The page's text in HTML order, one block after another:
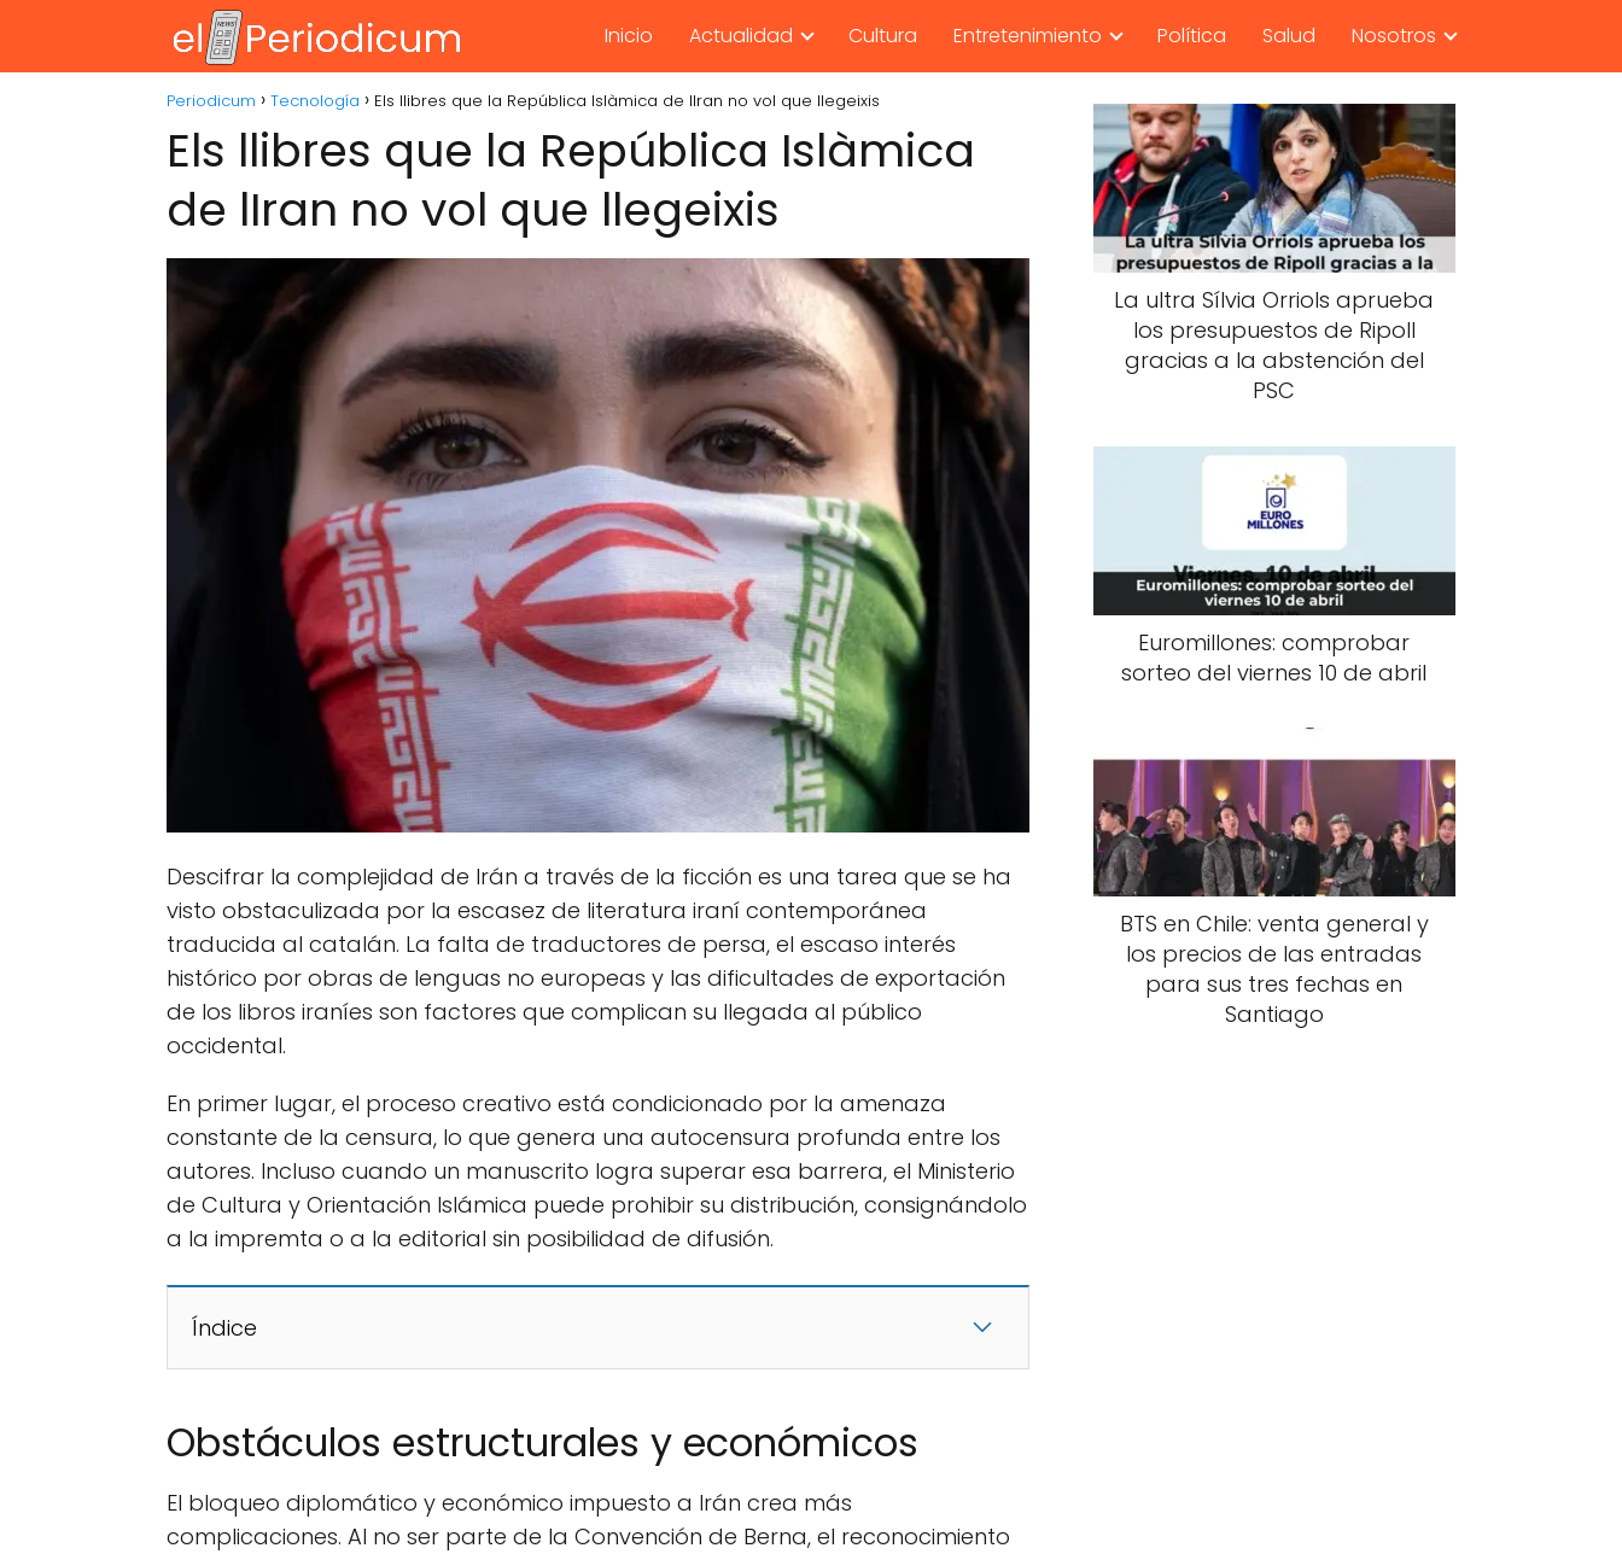
Inicio Actualidad Cultura Entretenimiento Política Salud Nosotros
Periodicum Tecnología Els llibres que la República Islàmica de lIran no vol que llegeixis
Els llibres que la República Islàmica
de lIran no vol que llegeixis
Descifrar la complejidad de Irán a través de la ficción es una tarea que se ha
visto obstaculizada por la escasez de literatura iraní contemporánea
traducida al catalán. La falta de traductores de persa, el escaso interés
histórico por obras de lenguas no europeas y las dificultades de exportación
de los libros iraníes son factores que complican su llegada al público
occidental.
En primer lugar, el proceso creativo está condicionado por la amenaza
constante de la censura, lo que genera una autocensura profunda entre los
autores. Incluso cuando un manuscrito logra superar esa barrera, el Ministerio
de Cultura y Orientación Islámica puede prohibir su distribución, consignándolo
a la impremta o a la editorial sin posibilidad de difusión.
Índice
Obstáculos estructurales y económicos
El bloqueo diplomático y económico impuesto a Irán crea más
complicaciones. Al no ser parte de la Convención de Berna, el reconocimiento
La ultra Sílvia Orriols aprueba
los presupuestos de Ripoll
gracias a la abstención del
PSC
Euromillones: comprobar
sorteo del viernes 10 de abril
BTS en Chile: venta general y
los precios de las entradas
para sus tres fechas en
Santiago